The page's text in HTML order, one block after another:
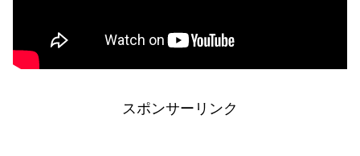
スポンサーリンク